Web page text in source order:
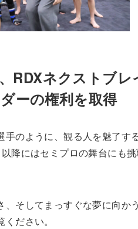
RDXネクストブレ
ーの権利を取得
手のように、観る人を魅了す
降にはセミプロの舞台にも
、そしてまっすぐな夢に向か
ださい。